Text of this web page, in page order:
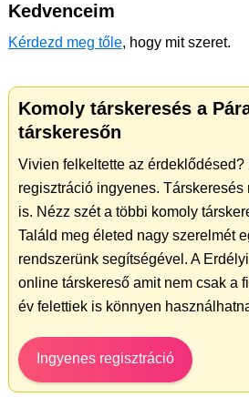
Kedvenceim
Kérdezd meg tőle, hogy mit szeret.
Komoly társkeresés a
társkeresőn
Vivien felkeltette az érdeklődésed?
regisztráció ingyenes. Társkeresés
is. Nézz szét a többi komoly
Találd meg életed nagy szerelmét
rendszerünk segítségével. A
online társkereső amit nem csak a
év felettiek is könnyen
Ingyenes regisztráció